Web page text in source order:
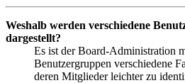
Weshalb werden verschiedene
dargestellt?
Es ist der Board-Administration
Benutzergruppen verschiedene
deren Mitglieder leichter zu